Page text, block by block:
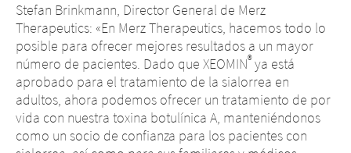
Stefan Brinkmann, Director General de Merz
Therapeutics: «En Merz Therapeutics, hacemos todo lo
posible para ofrecer mejores resultados a un mayor
número de pacientes. Dado que XEOMIN®ya está
aprobado para el tratamiento de la sialorrea en
adultos, ahora podemos ofrecer un tratamiento de por
vida con nuestra toxina botulínica A, manteniéndonos
como un socio de confianza para los pacientes con